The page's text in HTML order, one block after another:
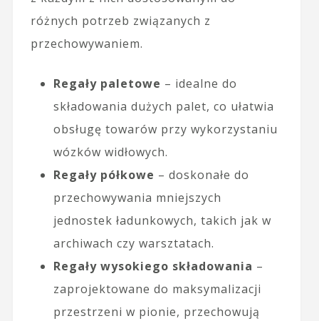
różnych potrzeb związanych z
przechowywaniem.
Regały paletowe – idealne do
składowania dużych palet, co ułatwia
obsługę towarów przy wykorzystaniu
wózków widłowych.
Regały półkowe – doskonałe do
przechowywania mniejszych
jednostek ładunkowych, takich jak w
archiwach czy warsztatach.
Regały wysokiego składowania –
zaprojektowane do maksymalizacji
przestrzeni w pionie, przechowują